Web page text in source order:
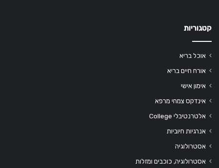
קטגוריות
אוכל בריא
אורח חיים בריא
אימון אישי
אינדקס צמחי מרפא
אלטרנטיבלי College
אנרגיות חיוביות
אסטרולוגיה
אסטרולוגיה, כוכבים ומזלות